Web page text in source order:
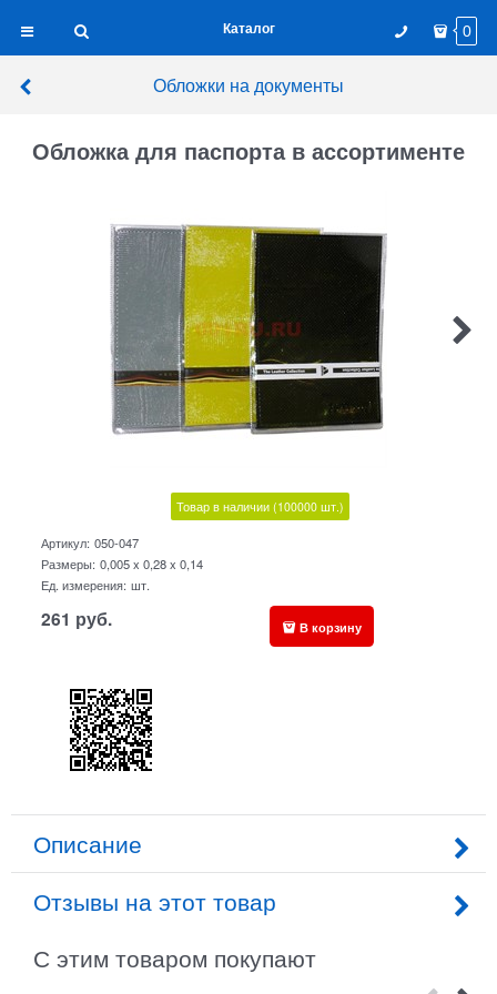
Каталог 0
Обложки на документы
Обложка для паспорта в ассортименте
Товар в наличии (100000 шт.)
Артикул: 050-047
Размеры: 0,005 x 0,28 x 0,14
Ед. измерения: шт.
261 руб. В корзину
Описание
Отзывы на этот товар
С этим товаром покупают